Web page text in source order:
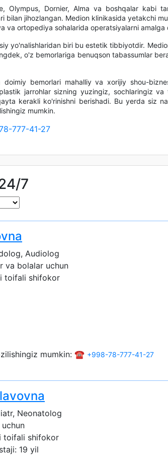
Olympus, Dornier, Alma va boshqalar kabi
bilan jihozlangan. Medion klinikasida yetakchi
va ortopediya sohalarida operatsiyalarni amalga
yo'nalishlaridan biri bu estetik tibbiyotdir.
o'z bemorlariga benuqson tabassumlar
doimiy bemorlari mahalliy va xorijiy shou-
jarrohlar sizning yuzingiz, sochlaringiz
kerakli ko'rinishni berishadi. Bu yerda siz
mumkin.
777-41-27
7
Audiolog
va bolalar uchun
toifali shifokor
mumkin: ☎️ +998-78-777-41-27
Neonatolog
toifali shifokor
19 yil